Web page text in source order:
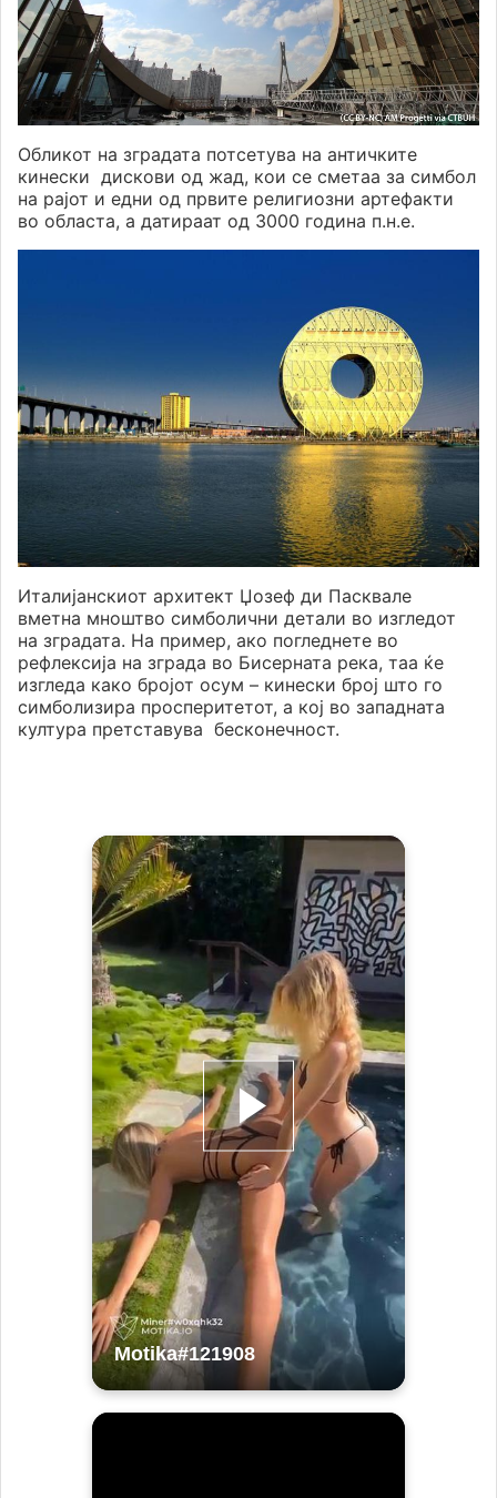
Обликот на зградата потсетува на античките
кинески дискови од жад, кои се сметаа за симбол
на рајот и едни од првите религиозни артефакти
во областа, а датираат од 3000 година п.н.е.
Италијанскиот архитект Џозеф ди Пасквале
вметна мноштво симболични детали во изгледот
на зградата. На пример, ако погледнете во
рефлексија на зграда во Бисерната река, таа ќе
изгледа како бројот осум – кинески број што го
симболизира просперитетот, а кој во западната
култура претставува бесконечност.